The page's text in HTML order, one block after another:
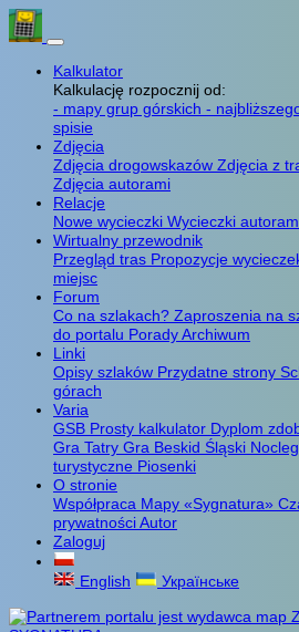
Kalkulator
Kalkulację rozpocznij od:
- mapy grup górskich -
spisie
Zdjęcia
Zdjęcia drogowskazów Zdjęcia z
Zdjęcia autorami
Relacje
Nowe wycieczki Wycieczki
Wirtualny przewodnik
Przegląd tras Propozycje
miejsc
Forum
Co na szlakach? Zaproszenia na
do portalu PoradyArchiwum
Linki
Opisy szlaków Przydatne strony
górach
Varia
GSB Prosty kalkulator Dyplom
Gra Tatry Gra Beskid Śląski
turystyczne Piosenki
O stronie
Współpraca Mapy «Sygnatura»
prywatnościAutor
Zaloguj
English Українське